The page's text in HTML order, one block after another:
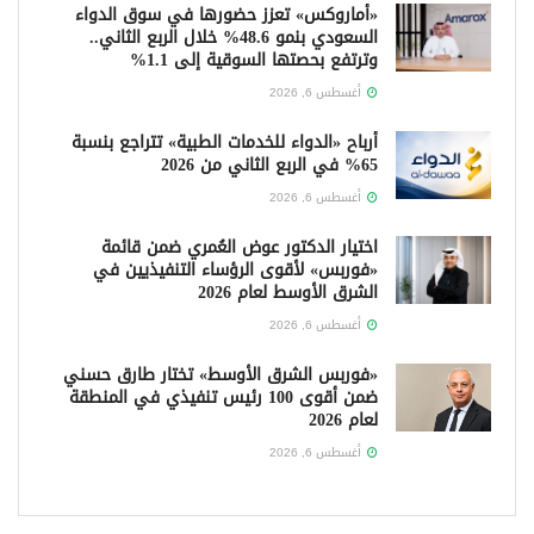
«أماروكس» تعزز حضورها في سوق الدواء
السعودي بنمو 48.6% خلال الربع الثاني..
وترتفع بحصتها السوقية إلى 1.1%
أغسطس 6, 2026
أرباح «الدواء للخدمات الطبية» تتراجع بنسبة
65% في الربع الثاني من 2026
أغسطس 6, 2026
اختيار الدكتور عوض العُمري ضمن قائمة
«فوربس» لأقوى الرؤساء التنفيذيين في
الشرق الأوسط لعام 2026
أغسطس 6, 2026
«فوربس الشرق الأوسط» تختار طارق حسني
ضمن أقوى 100 رئيس تنفيذي في المنطقة
لعام 2026
أغسطس 6, 2026